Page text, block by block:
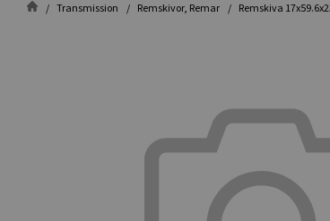
Transmission Remskivor, Remar Remskiva